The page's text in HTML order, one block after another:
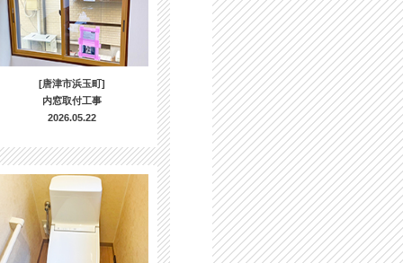
[唐津市浜玉町]
内窓取付工事
2026.05.22